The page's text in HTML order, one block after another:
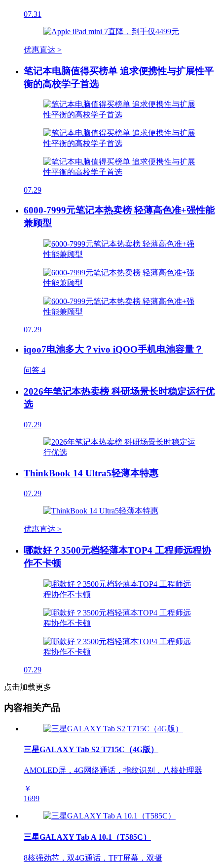
07.31
优惠直达 >
笔记本电脑值得买榜单 追求便携性与扩展性平
衡的高校学子首选
07.29
6000-7999元笔记本热卖榜 轻薄高色准+强性能
兼顾型
07.29
iqoo7电池多大？vivo iQOO手机电池容量？
问答 4
2026年笔记本热卖榜 科研场景长时稳定运行优
选
07.29
ThinkBook 14 Ultra5轻薄本特惠
07.29
优惠直达 >
哪款好？3500元档轻薄本TOP4 工程师远程协
作不卡顿
07.29
点击加载更多
内容相关产品
三星GALAXY Tab S2 T715C（4G版）
AMOLED屏，4G网络通话，指纹识别，八核处理器
￥
1699
三星GALAXY Tab A 10.1（T585C）
8核强劲芯，双4G通话，TFT屏幕，双摄